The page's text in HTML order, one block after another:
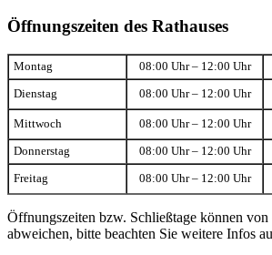
Öffnungszeiten des Rathauses
Montag 08:00 Uhr – 12:00 Uhr
Dienstag 08:00 Uhr – 12:00 Uhr
Mittwoch 08:00 Uhr – 12:00 Uhr
Donnerstag 08:00 Uhr – 12:00 Uhr
Freitag 08:00 Uhr – 12:00 Uhr
Öffnungszeiten bzw. Schließtage können von
abweichen, bitte beachten Sie weitere Infos